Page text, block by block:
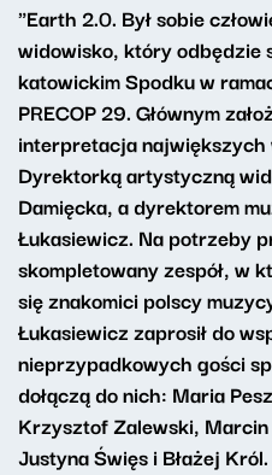
"Earth 2.0. Był sobie
widowisko, który odbędzie
katowickim Spodku w
PRECOP 29. Głównym
interpretacja największych
Dyrektorką artystyczną
Damięcka, a dyrektorem
Łukasiewicz. Na potrzeby
skompletowany zespół, w
się znakomici polscy
Łukasiewicz zaprosił do
nieprzypadkowych gości
dołączą do nich: Maria
Krzysztof Zalewski,
Justyna Święs i Błażej Król.